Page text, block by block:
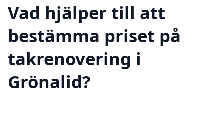
Vad hjälper till att
bestämma priset på
takrenovering i
Grönalid?